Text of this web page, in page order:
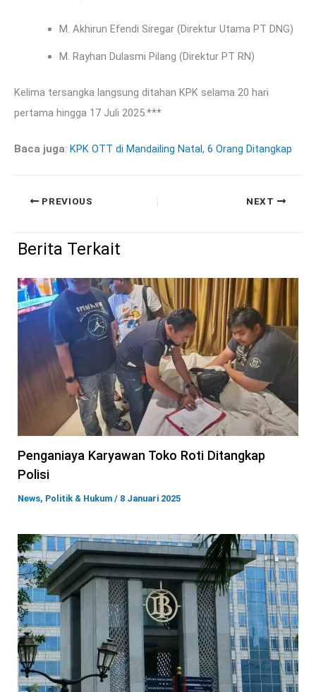
M. Akhirun Efendi Siregar (Direktur Utama PT DNG)
M. Rayhan Dulasmi Pilang (Direktur PT RN)
Kelima tersangka langsung ditahan KPK selama 20 hari
pertama hingga 17 Juli 2025.***
Baca juga: KPK OTT di Mandailing Natal, 6 Orang Ditangkap
PREVIOUS NEXT
Berita Terkait
Penganiaya Karyawan Toko Roti Ditangkap
Polisi
News, Politik & Hukum / 8 Januari 2025